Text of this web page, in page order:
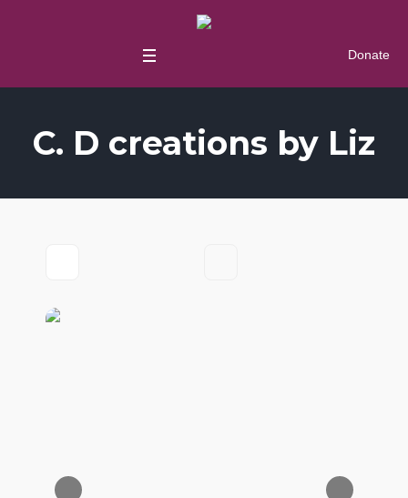
Donate
C. D creations by Liz